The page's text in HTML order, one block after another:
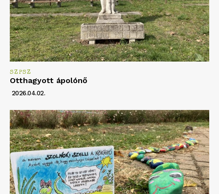
SZPSZ
Otthagyott ápolónő
2026.04.02.